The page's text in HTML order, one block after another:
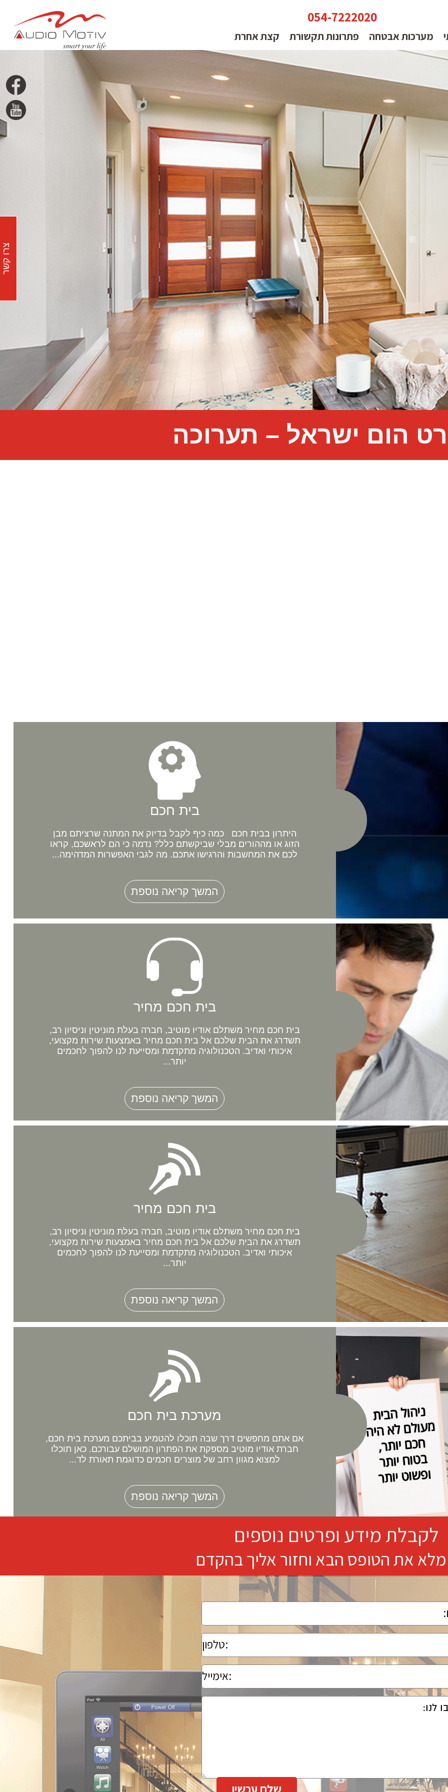
054-7222020
מערכות אבטחה פתרונות תקשורת קצת אחרת
הום ישראל – תערוכה
בית חכם
היתרון בבית חכם כמה כיף לקבל בדיוק את המתנה שרציתם מבן
הזוג או מההורים מבלי שביקשתם כלל? נדמה כי הם לראשכם, קראו
לכם את המחשבות והרגישו אתכם. מה לגבי האפשרות המדהימה...
המשך קריאה נוספת
בית חכם מחיר
בית חכם מחיר משתלם אודיו מוטיב, חברה בעלת מוניטין וניסיון רב,
תשדרג את הבית שלכם אל בית חכם מחיר באמצעות שירות מקצועי,
איכותי ואדיב. הטכנולוגיה מתקדמת ומסייעת לנו להפוך לחכמים
יותר...
המשך קריאה נוספת
בית חכם מחיר
בית חכם מחיר משתלם אודיו מוטיב, חברה בעלת מוניטין וניסיון רב,
תשדרג את הבית שלכם אל בית חכם מחיר באמצעות שירות מקצועי,
איכותי ואדיב. הטכנולוגיה מתקדמת ומסייעת לנו להפוך לחכמים
יותר...
המשך קריאה נוספת
מערכת בית חכם
אם אתם מחפשים דרך שבה תוכלו להטמיע בביתכם מערכת בית חכם,
חברת אודיו מוטיב מספקת את הפתרון המושלם עבורכם. כאן תוכלו
למצוא מגוון רחב של מוצרים חכמים כדוגמת תאורת לד...
המשך קריאה נוספת
לקבלת מידע ופרטים נוספים
את הטופס הבא וחזור אליך בהקדם
צרו קשר